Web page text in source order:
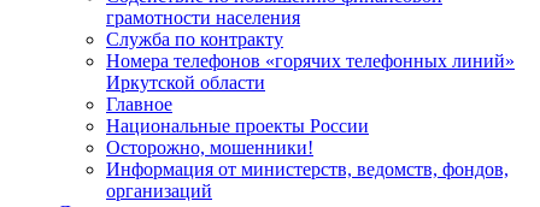
грамотности населения
Служба по контракту
Номера телефонов «горячих телефонных линий»
Иркутской области
Главное
Национальные проекты России
Осторожно, мошенники!
Информация от министерств, ведомств, фондов,
организаций